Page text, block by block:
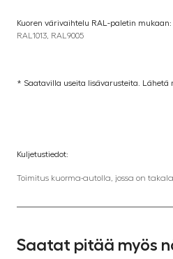
Kuoren värivaihtelu RAL-paletin mukaan:
RAL1013, RAL9005
* Saatavilla useita lisävarusteita. Lähetä
Kuljetustiedot:
Toimitus kuorma-autolla, jossa on
Saatat pitää myös